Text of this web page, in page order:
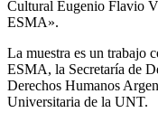
Cultural Eugenio Flavio
ESMA».
La muestra es un trabajo
ESMA, la Secretaría de
Derechos Humanos
Universitaria de la UNT.